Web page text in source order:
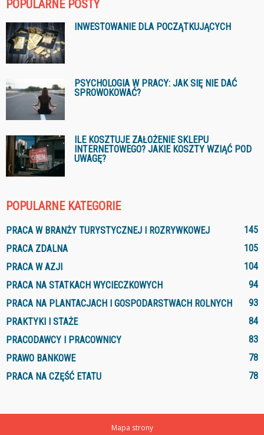
POPULARNE POSTY
INWESTOWANIE DLA POCZĄTKUJĄCYCH
PSYCHOLOGIA W PRACY: JAK SIĘ NIE DAĆ
SPROWOKOWAĆ?
ILE KOSZTUJE ZAŁOŻENIE SKLEPU
INTERNETOWEGO? JAKIE KOSZTY WZIĄĆ POD
UWAGĘ?
POPULARNE KATEGORIE
PRACA W BRANŻY TURYSTYCZNEJ I ROZRYWKOWEJ
145
PRACA ZDALNA
105
PRACA W AZJI
104
PRACA NA STATKACH WYCIECZKOWYCH
94
PRACA NA PLANTACJACH I GOSPODARSTWACH ROLNYCH
93
PRAKTYKI I STAŻE
84
PRACODAWCY I PRACOWNICY
83
PRAWO BANKOWE
78
PRACA NA CZĘŚĆ ETATU
78
Mapa strony